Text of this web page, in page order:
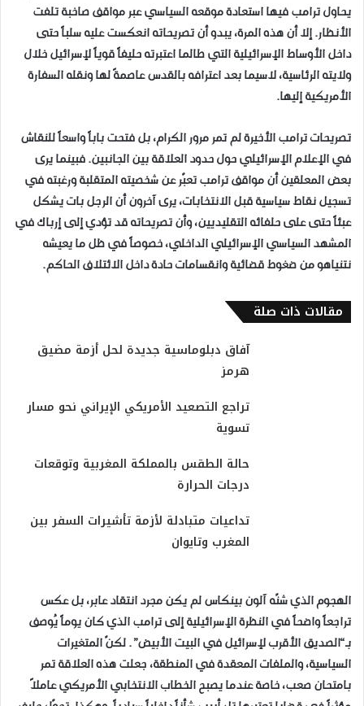
يحاول ترامب فيها استعادة موقعه السياسي عبر مواقف صاخبة تلفت
الأنظار. إلا أن هذه المرة، يبدو أن تصريحاته انعكست عليه سلباً حتى
داخل الأوساط الإسرائيلية التي طالما اعتبرته حليفاً قوياً لإسرائيل خلال
ولايته الرئاسية، لاسيما بعد اعترافه بالقدس عاصمةً لها ونقله السفارة
الأمريكية إليها.
تصريحات ترامب الأخيرة لم تمر مرور الكرام، بل فتحت باباً واسعاً للنقاش
في الإعلام الإسرائيلي حول حدود العلاقة بين الجانبين. فبينما يرى
بعض المعلقين أن مواقف ترامب تعبّر عن شخصيته المتقلبة ورغبته في
تسجيل نقاط سياسية قبل الانتخابات، يرى آخرون أن الرجل بات يشكل
عبئاً حتى على حلفائه التقليديين، وأن تصريحاته قد تؤدي إلى إرباك في
المشهد السياسي الإسرائيلي الداخلي، خصوصاً في ظل ما يعيشه
نتنياهو من ضغوط قضائية وانقسامات حادة داخل الائتلاف الحاكم.
مقالات ذات صلة
آفاق دبلوماسية جديدة لحل أزمة مضيق
هرمز
تراجع التصعيد الأمريكي الإيراني نحو مسار
تسوية
حالة الطقس بالمملكة المغربية وتوقعات
درجات الحرارة
تداعيات متبادلة لأزمة تأشيرات السفر بين
المغرب وتايوان
الهجوم الذي شنّه آلون بينكاس لم يكن مجرد انتقاد عابر، بل عكس
تراجعاً واضحاً في النظرة الإسرائيلية إلى ترامب الذي كان يوماً يُوصف
بـ“الصديق الأقرب لإسرائيل في البيت الأبيض”. لكنّ المتغيرات
السياسية، والملفات المعقدة في المنطقة، جعلت هذه العلاقة تمر
بامتحان صعب، خاصة عندما يصبح الخطاب الانتخابي الأمريكي عاملاً